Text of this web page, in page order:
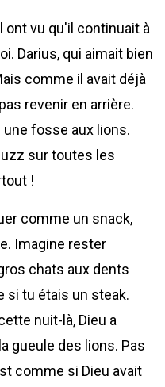
ont vu qu'il continuait à
Darius, qui aimait bien
comme il avait déjà
revenir en arrière.
une fosse aux lions.
sur toutes les
!
comme un snack,
Imagine rester
chats aux dents
si tu étais un steak.
nuit-là, Dieu a
gueule des lions. Pas
comme si Dieu avait